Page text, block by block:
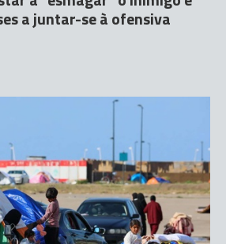
a juntar-se à ofensiva